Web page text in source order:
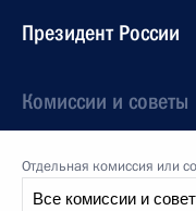
Президент России
Комиссии и советы
Отдельная комиссия или